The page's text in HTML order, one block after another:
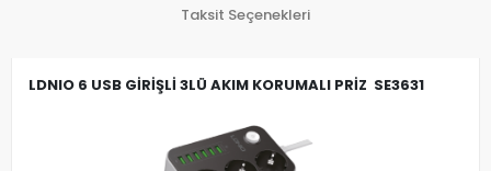
Taksit Seçenekleri
LDNIO 6 USB GİRİŞLİ 3LÜ AKIM KORUMALI PRİZ SE3631